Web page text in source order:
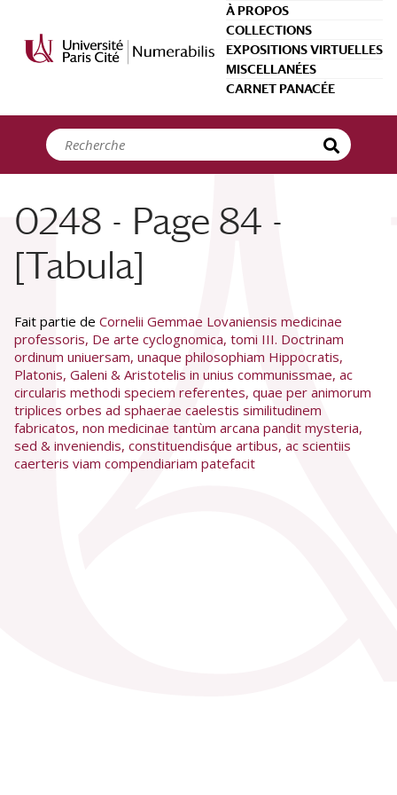
À PROPOS
COLLECTIONS
EXPOSITIONS VIRTUELLES
MISCELLANÉES
CARNET PANACÉE
0248 - Page 84 -
[Tabula]
Fait partie de Cornelii Gemmae Lovaniensis medicinae
professoris, De arte cyclognomica, tomi III. Doctrinam
ordinum uniuersam, unaque philosophiam Hippocratis,
Platonis, Galeni & Aristotelis in unius communissmae, ac
circularis methodi speciem referentes, quae per animorum
triplices orbes ad sphaerae caelestis similitudinem
fabricatos, non medicinae tantùm arcana pandit mysteria,
sed & inveniendis, constituendisq́ue artibus, ac scientiis
caerteris viam compendiariam patefacit